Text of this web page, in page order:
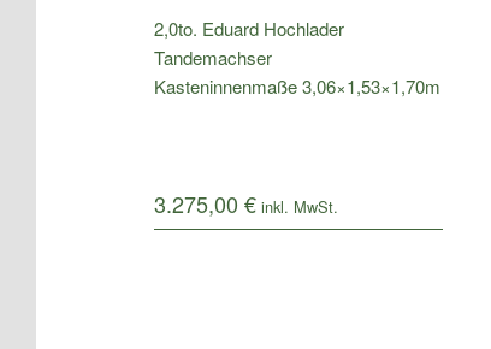
2,0to. Eduard Hochlader
Tandemachser
Kasteninnenmaße 3,06×1,53×1,70m
3.275,00 €